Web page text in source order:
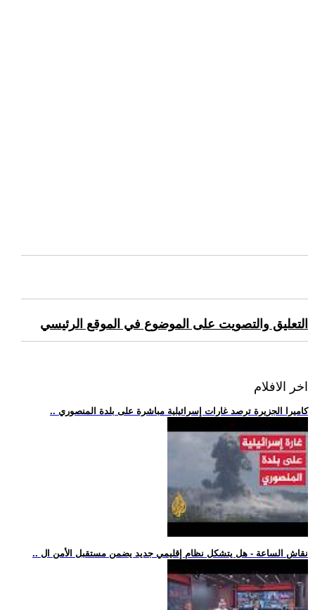
التعليق والتصويت على الموضوع في الموقع الرئيسي
اخر الافلام
.. كاميرا الجزيرة ترصد غارات إسرائيلية مباشرة على بلدة المنصوري
.. نقاش الساعة - هل يتشكل نظام إقليمي جديد يضمن مستقبل الأمن ال